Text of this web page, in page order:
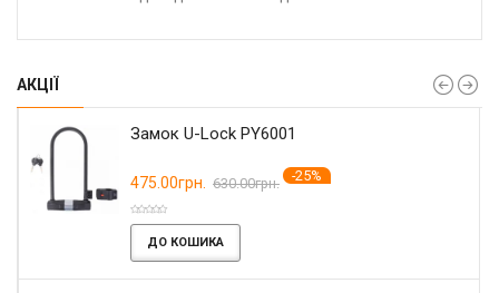
АКЦІЇ
Замок U-Lock PY6001
475.00грн. 630.00грн. -25%
ДО КОШИКА